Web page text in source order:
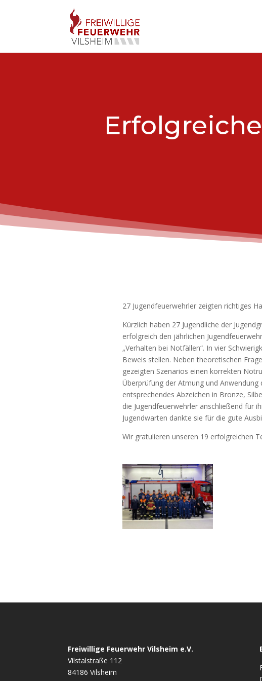
27 Jugendfeuerwehrler zeigten richtiges
Kürzlich haben 27 Jugendliche der
erfolgreich den jährlichen
„Verhalten bei Notfällen“. In vier
Beweis stellen. Neben theoretischen
gezeigten Szenarios einen korrekten
Überprüfung der Atmung und Anwendung
entsprechendes Abzeichen in Bronze,
die Jugendfeuerwehrler anschließend für
Jugendwarten dankte sie für die gute
Wir gratulieren unseren 19 erfolgreichen
Freiwillige Feuerwehr Vilsheim e.V.
Vilstalstraße 112
84186 Vilsheim